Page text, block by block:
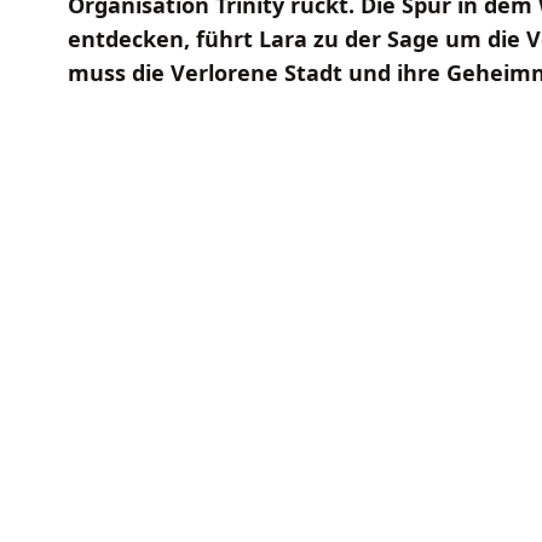
entdecken, führt Lara zu der Sage um die
muss die Verlorene Stadt und ihre